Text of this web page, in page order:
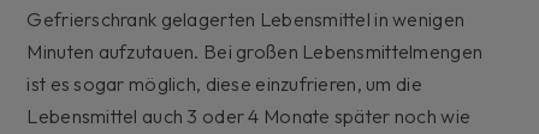
Gefrierschrank gelagerten Lebensmittel in wenigen
Minuten aufzutauen. Bei großen Lebensmittelmengen
ist es sogar möglich, diese einzufrieren, um die
Lebensmittel auch 3 oder 4 Monate später noch wie